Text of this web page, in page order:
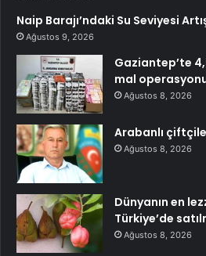
Naip Barajı’ndaki Su Seviyesi
Ağustos 9, 2026
Gaziantep’te
mal
Ağustos 8, 2026
Arabanlı
Ağustos 8, 2026
Dünyanın en
Türkiye’de
Ağustos 8, 2026